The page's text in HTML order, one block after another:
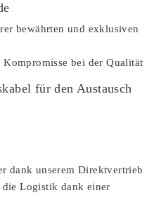
bewährten und exklusiven
bei der Qualität
für den Austausch
dank unserem Direktvertrieb
die Logistik dank einer